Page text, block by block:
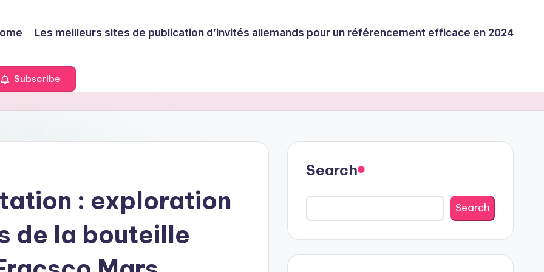
Les meilleurs sites de publication d’invités allemands pour un référencement efficace en 2024
Subscribe
: exploration
de la bouteille
Search
Search